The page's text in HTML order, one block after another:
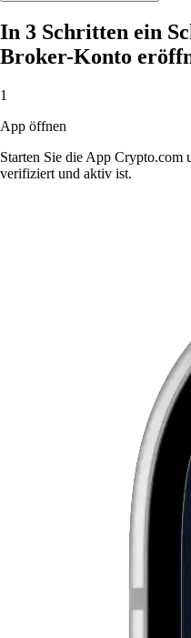
In 3 Schritten ein
Broker-Konto
1
App öffnen
Starten Sie die App Crypto.com
verifiziert und aktiv ist.